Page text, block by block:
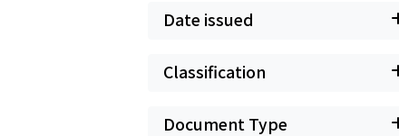
Date issued
Classification
Document Type